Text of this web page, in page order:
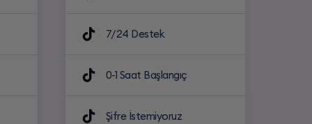
7/24 Destek
0-1 Saat Başlangıç
Şifre İstemiyoruz